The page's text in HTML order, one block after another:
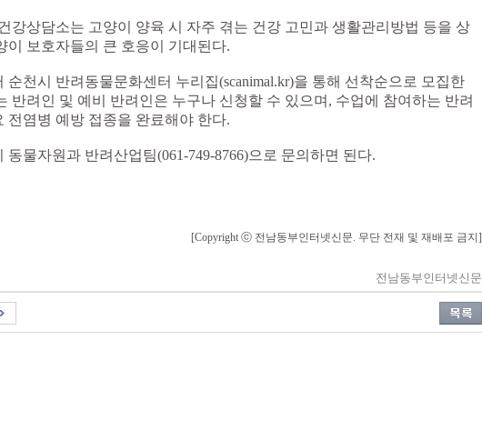
강상담소는 고양이 양육 시 자주 겪는 건강 고민과 생활관리방법 등을 상
이 보호자들의 큰 호응이 기대된다.
순천시 반려동물문화센터 누리집(scanimal.kr)을 통해 선착순으로 모집한
반려인 및 예비 반려인은 누구나 신청할 수 있으며, 수업에 참여하는 반려
전염병 예방 접종을 완료해야 한다.
동물자원과 반려산업팀(061-749-8766)으로 문의하면 된다.
[Copyright ⓒ 전남동부인터넷신문. 무단 전재 및 재배포 금지]
전남동부인터넷신문